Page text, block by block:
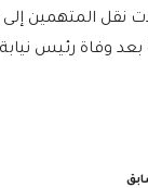
نقل المتهمين إلى
بعد وفاة رئيس